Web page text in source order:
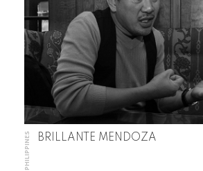
PHILIPPINES BRILLANTE MENDOZA